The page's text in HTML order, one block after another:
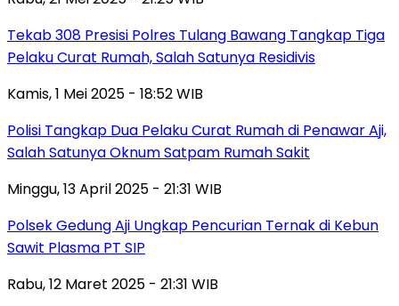
Tekab 308 Presisi Polres Tulang Bawang Tangkap Tiga
Pelaku Curat Rumah, Salah Satunya Residivis
Kamis, 1 Mei 2025 - 18:52 WIB
Polisi Tangkap Dua Pelaku Curat Rumah di Penawar Aji,
Salah Satunya Oknum Satpam Rumah Sakit
Minggu, 13 April 2025 - 21:31 WIB
Polsek Gedung Aji Ungkap Pencurian Ternak di Kebun
Sawit Plasma PT SIP
Rabu, 12 Maret 2025 - 21:31 WIB